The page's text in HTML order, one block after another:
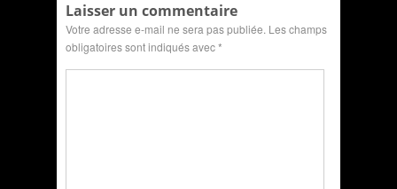
Laisser un commentaire
Votre adresse e-mail ne sera pas publiée. Les champs
obligatoires sont indiqués avec*